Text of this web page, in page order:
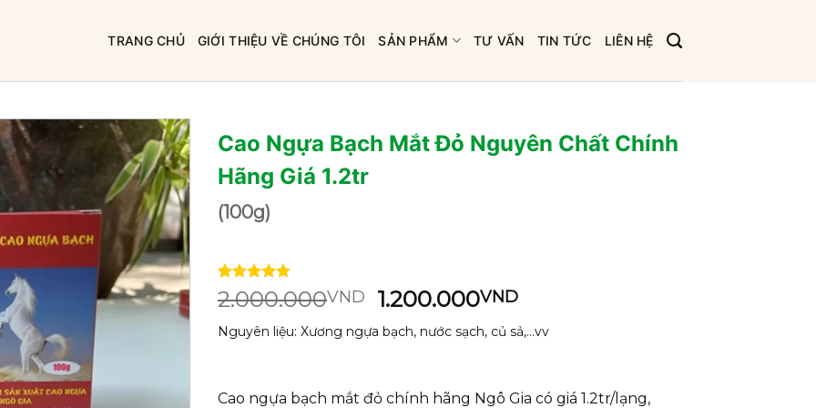
TRANG CHỦ GIỚI THIỆU VỀ CHÚNG TÔI SẢN PHẨM TƯ VẤN TIN TỨC LIÊN HỆ
Cao Ngựa Bạch Mắt Đỏ Nguyên Chất Chính
Hãng Giá 1.2tr
(100g)
4.86trên 5
dựa trên
14
2.000.000VND
Giá
gốc
là:
1.200.000VNDGiá
hiện
tại
1.200.000VND.
Nguyên liệu: Xương ngựa bạch, nước sạch, củ sả,...vv
Cao ngựa bạch mắt đỏ chính hãng Ngô Gia có giá 1.2tr/lạng,